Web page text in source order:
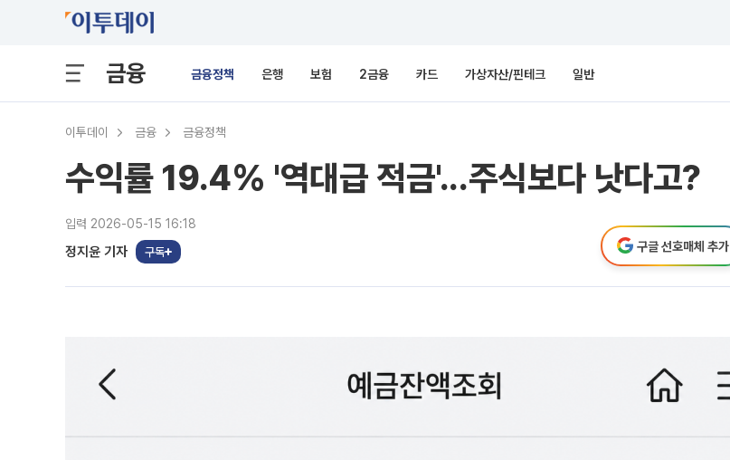
금융 금융정책 은행 보험 2금융 카드 가상자산/핀테크 일반
이투데이 금융 금융정책
수익률 19.4% '역대급 적금'...주식보다 낫다고?
입력 2026-05-15 16:18
정지윤 기자 구독 구글 선호매체 추가